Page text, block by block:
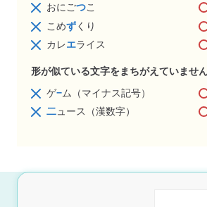
おにごつこ
こめずくり
カレエライス
形が似ている文字をまちがえていませ
ゲ−ム（マイナス記号）
二ュース（漢数字）